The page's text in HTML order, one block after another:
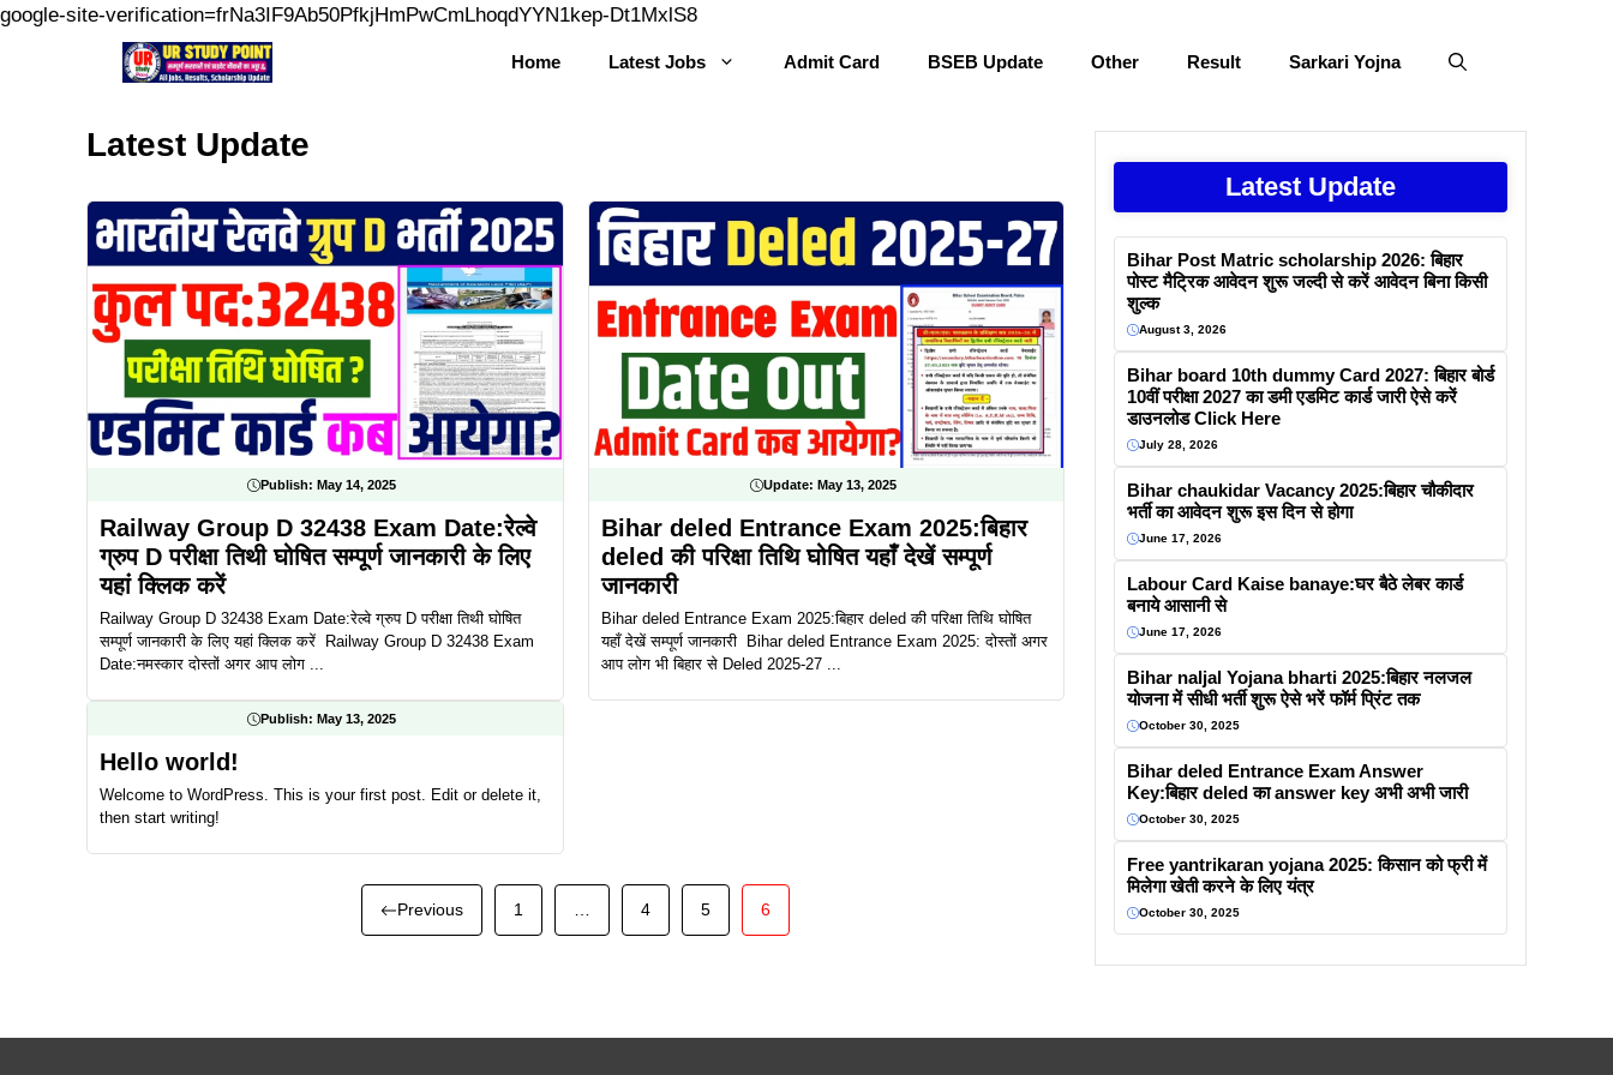
google-site-verification=frNa3IF9Ab50PfkjHmPwCmLhoqdYYN1kep-Dt1MxlS8Skip
content
Home Latest Jobs Admit Card BSEB Update Other Result Sarkari Yojna
Latest Update
Publish: May 14, 2025
Railway Group D 32438 Exam Date:रेल्वे
ग्रुप D परीक्षा तिथी घोषित सम्पूर्ण जानकारी के लिए
यहां क्लिक करें
Railway Group D 32438 Exam Date:रेल्वे ग्रुप D परीक्षा तिथी घोषित
सम्पूर्ण जानकारी के लिए यहां क्लिक करें Railway Group D 32438 Exam
Date:नमस्कार दोस्तों अगर आप लोग ...
Update: May 13, 2025
Bihar deled Entrance Exam 2025:बिहार
deled की परिक्षा तिथि घोषित यहाँ देखें सम्पूर्ण
जानकारी
Bihar deled Entrance Exam 2025:बिहार deled की परिक्षा तिथि घोषित
यहाँ देखें सम्पूर्ण जानकारी Bihar deled Entrance Exam 2025: दोस्तों अगर
आप लोग भी बिहार से Deled 2025-27 ...
Publish: May 13, 2025
Hello world!
Welcome to WordPress. This is your first post. Edit or delete it,
then start writing!
Previous 1 … 4 5 6
Latest Update
Bihar Post Matric scholarship 2026: बिहार
पोस्ट मैट्रिक आवेदन शुरू जल्दी से करें आवेदन बिना किसी
शुल्क
August 3, 2026
Bihar board 10th dummy Card 2027: बिहार बोर्ड
10वीं परीक्षा 2027 का डमी एडमिट कार्ड जारी ऐसे करें
डाउनलोड Click Here
July 28, 2026
Bihar chaukidar Vacancy 2025:बिहार चौकीदार
भर्ती का आवेदन शुरू इस दिन से होगा
June 17, 2026
Labour Card Kaise banaye:घर बैठे लेबर कार्ड
बनाये आसानी से
June 17, 2026
Bihar naljal Yojana bharti 2025:बिहार नलजल
योजना में सीधी भर्ती शुरू ऐसे भरें फॉर्म प्रिंट तक
October 30, 2025
Bihar deled Entrance Exam Answer
Key:बिहार deled का answer key अभी अभी जारी
October 30, 2025
Free yantrikaran yojana 2025: किसान को फ्री में
मिलेगा खेती करने के लिए यंत्र
October 30, 2025